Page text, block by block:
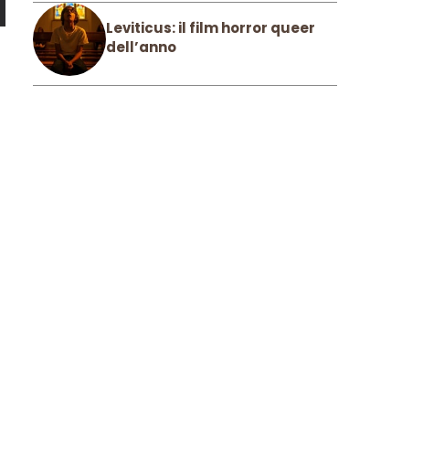
Leviticus: il film horror queer
dell’anno